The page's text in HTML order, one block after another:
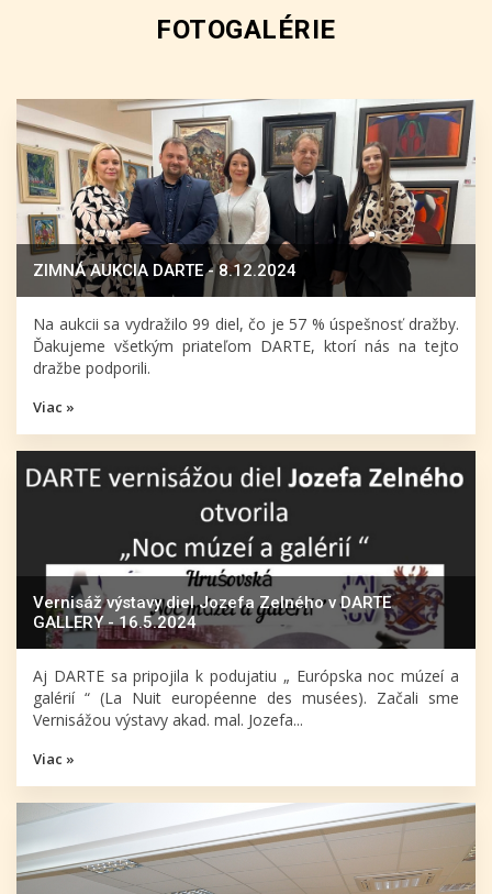
FOTOGALÉRIE
ZIMNÁ AUKCIA DARTE - 8.12.2024
Na aukcii sa vydražilo 99 diel, čo je 57 % úspešnosť dražby.
Ďakujeme všetkým priateľom DARTE, ktorí nás na tejto
dražbe podporili.
Viac »
Vernisáž výstavy diel Jozefa Zelného v DARTE
GALLERY - 16.5.2024
Aj DARTE sa pripojila k podujatiu „ Európska noc múzeí a
galérií “ (La Nuit européenne des musées). Začali sme
Vernisážou výstavy akad. mal. Jozefa...
Viac »